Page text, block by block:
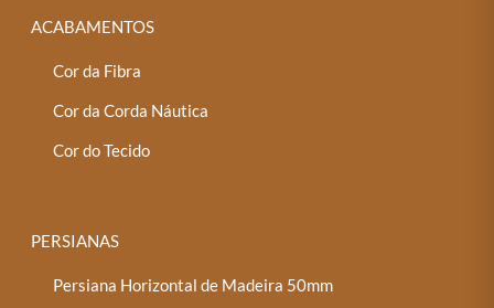
ACABAMENTOS
Cor da Fibra
Cor da Corda Náutica
Cor do Tecido
PERSIANAS
Persiana Horizontal de Madeira 50mm